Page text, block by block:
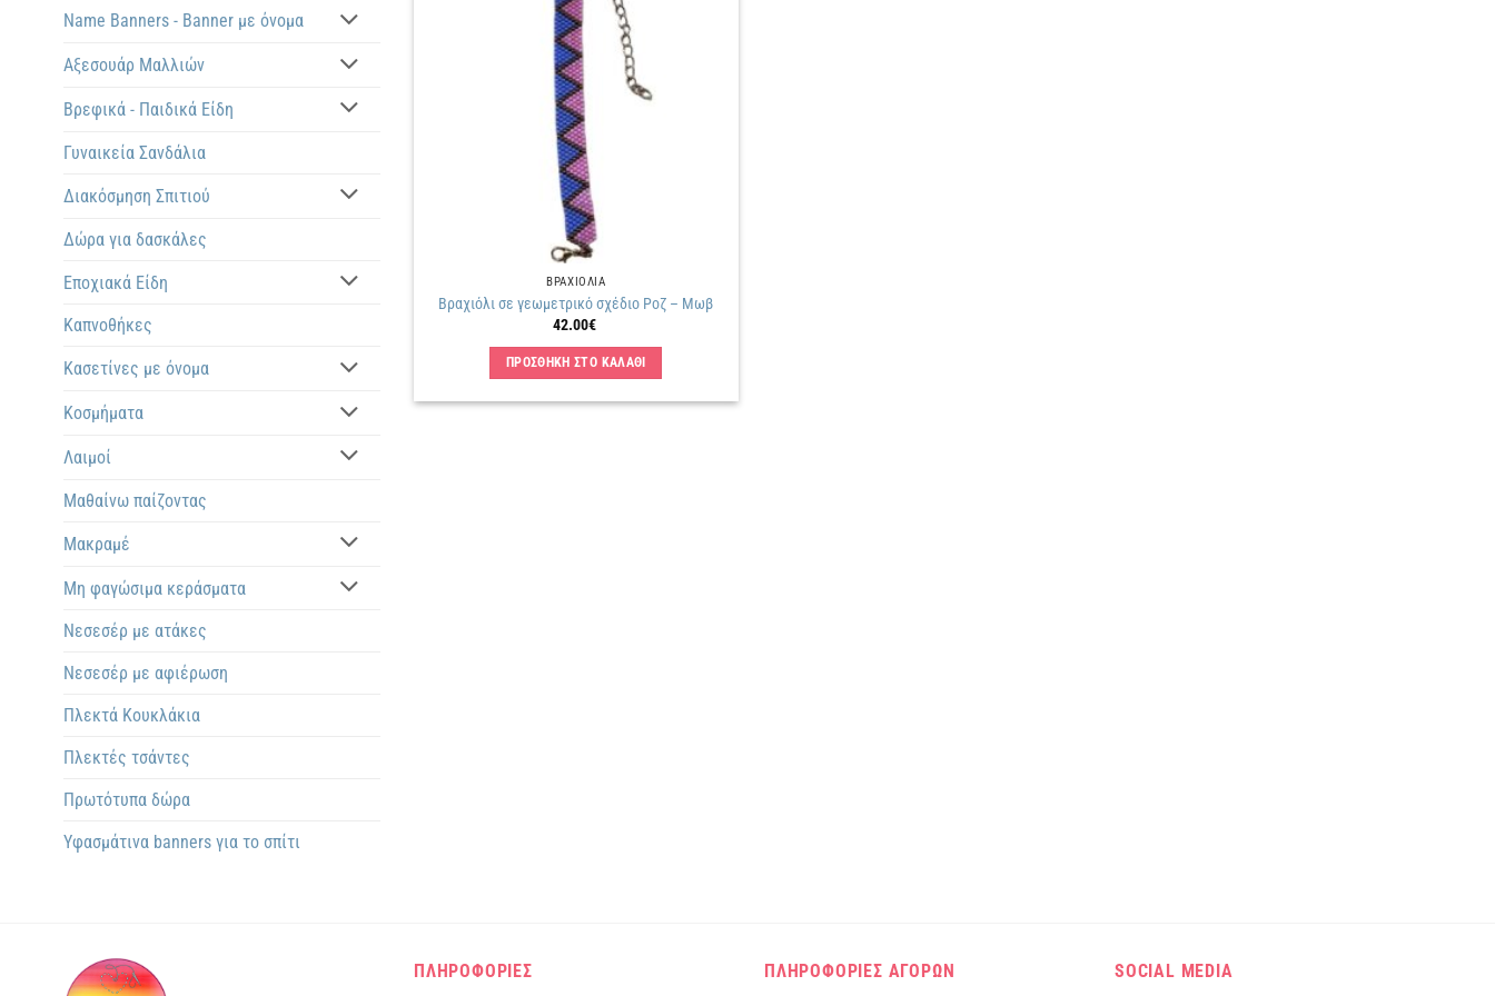
Name Banners - Banner με όνομα
Αξεσουάρ Μαλλιών
Βρεφικά - Παιδικά Είδη
Γυναικεία Σανδάλια
Διακόσμηση Σπιτιού
Δώρα για δασκάλες
Εποχιακά Είδη
Καπνοθήκες
Κασετίνες με όνομα
Κοσμήματα
Λαιμοί
Μαθαίνω παίζοντας
Μακραμέ
Μη φαγώσιμα κεράσματα
Νεσεσέρ με ατάκες
Νεσεσέρ με αφιέρωση
Πλεκτά Kουκλάκια
Πλεκτές τσάντες
Πρωτότυπα δώρα
Υφασμάτινα banners για το σπίτι
ΒΡΑΧΙΟΛΙΑ
Βραχιόλι σε γεωμετρικό σχέδιο Ροζ – Μωβ
42.00€
ΠΡΟΣΘΗΚΗ ΣΤΟ ΚΑΛΑΘΙ
ΠΛΗΡΟΦΟΡΙΕΣ ΠΛΗΡΟΦΟΡΙΕΣ ΑΓΟΡΩΝ SOCIAL MEDIA